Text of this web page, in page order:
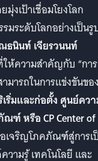
งเป้าเชื่อมโยงโลก
มระดับโลกอย่างเป็นรู
ธนินท์ เจียรวนนท์
ห้ความสำคัญกับ “การ
มารถในการแข่งขันขอ
ริ่มและก่อตั้ง ศูนย์คว
ภัณฑ์หรือ CP Center of
เจริญโภคภัณฑ์สู่การเ
วามรู้ เทคโนโลยี และ